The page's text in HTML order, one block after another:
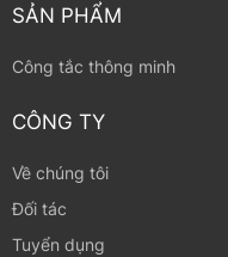
SẢN PHẨM
Công tắc thông minh
CÔNG TY
Về chúng tôi
Đối tác
Tuyển dụng